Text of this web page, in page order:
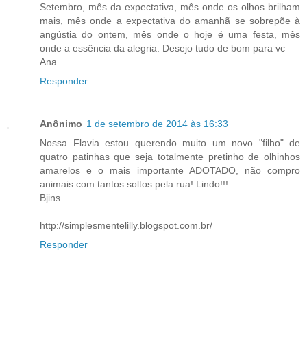
Setembro, mês da expectativa, mês onde os olhos brilham
mais, mês onde a expectativa do amanhã se sobrepõe à
angústia do ontem, mês onde o hoje é uma festa, mês
onde a essência da alegria. Desejo tudo de bom para vc
Ana
Responder
Anônimo 1 de setembro de 2014 às 16:33
Nossa Flavia estou querendo muito um novo "filho" de
quatro patinhas que seja totalmente pretinho de olhinhos
amarelos e o mais importante ADOTADO, não compro
animais com tantos soltos pela rua! Lindo!!!
Bjins
http://simplesmentelilly.blogspot.com.br/
Responder